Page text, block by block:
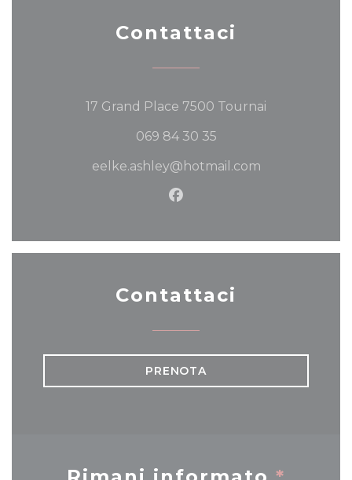
Contattaci
17 Grand Place 7500 Tournai
069 84 30 35
eelke.ashley@hotmail.com
Facebook ((apre una
Contattaci
PRENOTA